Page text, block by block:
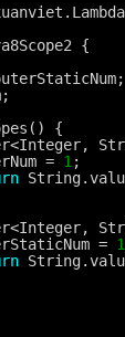
{
{
= 1 ;
= 1